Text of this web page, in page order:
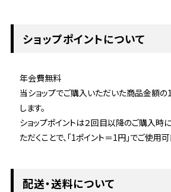
ショップポイントについて
年会費無料
当ショップでご購入いただいた商品金額
します。
ショップポイントは２回目以降のご購入時
ただくことで、「1ポイント＝1円」でご使用可
配送・送料について